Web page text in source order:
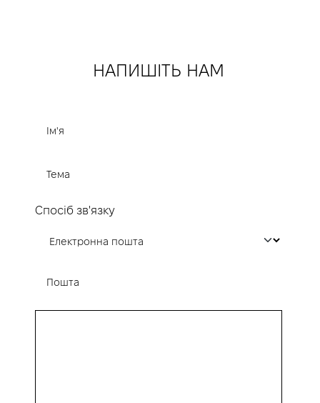
НАПИШІТЬ НАМ
Спосіб зв'язку